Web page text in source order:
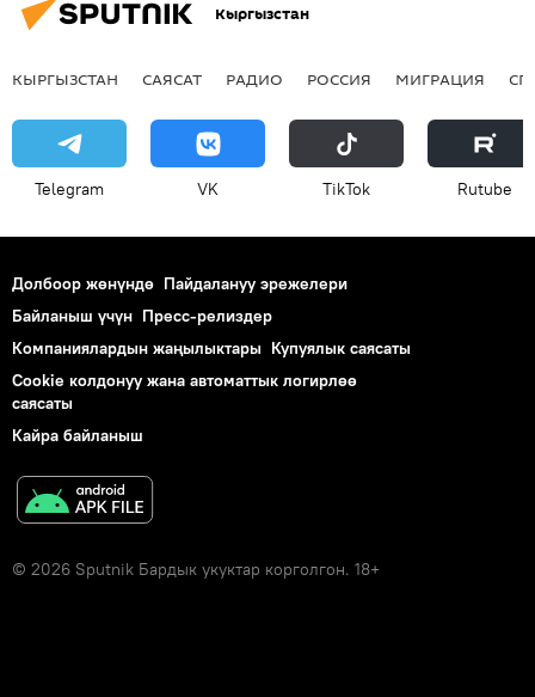
Кыргызстан
КЫРГЫЗСТАН САЯСАТ РАДИО РОССИЯ МИГРАЦИЯ
Telegram VK ТikТоk Rutube
Долбоор жөнүндө Пайдалануу эрежелери
Байланыш үчүн Пресс-релиздер
Компаниялардын жаңылыктары Купуялык саясаты
Cookie колдонуу жана автоматтык логирлөө
саясаты
Кайра байланыш
© 2026 Sputnik Бардык укуктар корголгон. 18+